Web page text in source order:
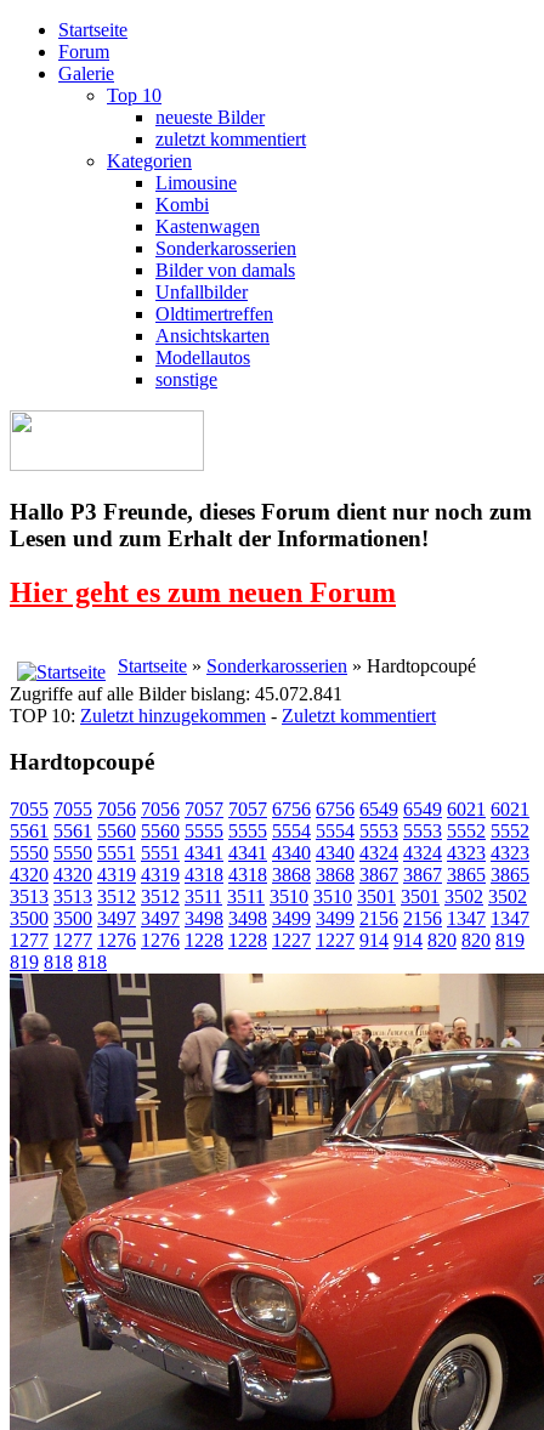
Startseite
Forum
Galerie
Top 10
neueste Bilder
zuletzt kommentiert
Kategorien
Limousine
Kombi
Kastenwagen
Sonderkarosserien
Bilder von damals
Unfallbilder
Oldtimertreffen
Ansichtskarten
Modellautos
sonstige
Hallo P3 Freunde, dieses Forum dient nur noch zum
Lesen und zum Erhalt der Informationen!
Hier geht es zum neuen Forum
Startseite » Sonderkarosserien » Hardtopcoupé
Zugriffe auf alle Bilder bislang: 45.072.841
TOP 10: Zuletzt hinzugekommen - Zuletzt kommentiert
Hardtopcoupé
7055 7055 7056 7056 7057 7057 6756 6756 6549 6549 6021 6021
5561 5561 5560 5560 5555 5555 5554 5554 5553 5553 5552 5552
5550 5550 5551 5551 4341 4341 4340 4340 4324 4324 4323 4323
4320 4320 4319 4319 4318 4318 3868 3868 3867 3867 3865 3865
3513 3513 3512 3512 3511 3511 3510 3510 3501 3501 3502 3502
3500 3500 3497 3497 3498 3498 3499 3499 2156 2156 1347 1347
1277 1277 1276 1276 1228 1228 1227 1227 914 914 820 820 819
819 818 818